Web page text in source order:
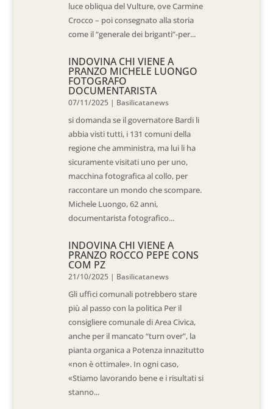
luce obliqua del Vulture, ove Carmine
Crocco – poi consegnato alla storia
come il “generale dei briganti”-per...
INDOVINA CHI VIENE A
PRANZO MICHELE LUONGO
FOTOGRAFO
DOCUMENTARISTA
07/11/2025 | Basilicatanews
si domanda se il governatore Bardi li
abbia visti tutti, i 131 comuni della
regione che amministra, ma lui li ha
sicuramente visitati uno per uno,
macchina fotografica al collo, per
raccontare un mondo che scompare.
Michele Luongo, 62 anni,
documentarista fotografico...
INDOVINA CHI VIENE A
PRANZO ROCCO PEPE CONS
COM PZ
21/10/2025 | Basilicatanews
Gli uffici comunali potrebbero stare
più al passo con la politica Per il
consigliere comunale di Area Civica,
anche per il mancato “turn over”, la
pianta organica a Potenza innazitutto
«non è ottimale». In ogni caso,
«Stiamo lavorando bene e i risultati si
stanno...